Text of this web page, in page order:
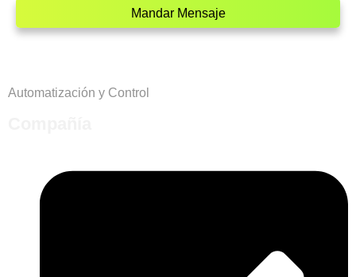
Mandar Mensaje
Automatización y Control